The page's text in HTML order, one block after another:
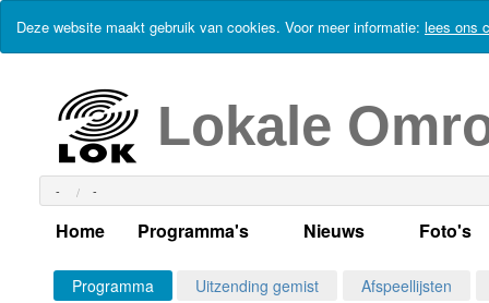
Deze website maakt gebruik van cookies. Voor meer informatie: lees ons
Lokale
- -
Home Programma's
Alle dagen
Nieuws
Actueel Lokaal Nieuws
Foto's
Programma Uitzending gemist Afspeellijsten